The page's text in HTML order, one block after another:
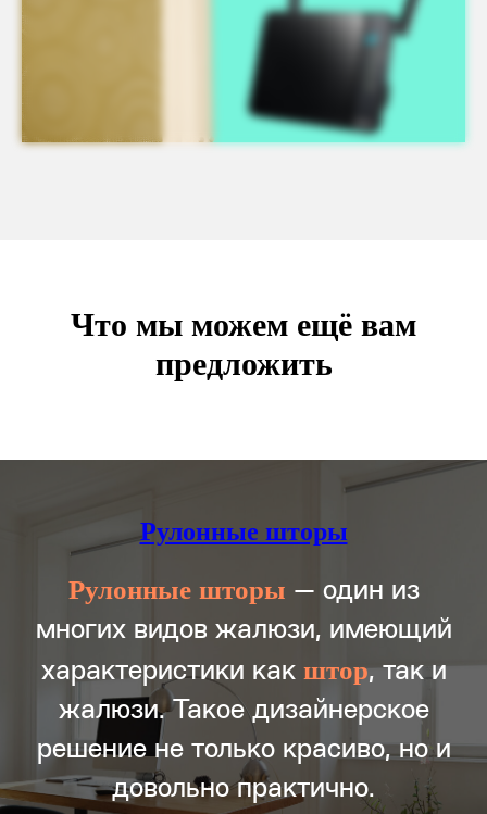
Что мы можем ещё вам
предложить
Рулонные шторы
Рулонные шторы — один из
многих видов жалюзи, имеющий
характеристики как штор, так и
жалюзи. Такое дизайнерское
решение не только красиво, но и
довольно практично.